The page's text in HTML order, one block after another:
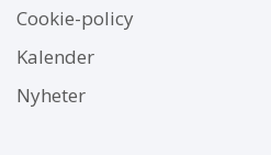
Om
webbplatsen
Cookie-policy
Kalender
Nyheter